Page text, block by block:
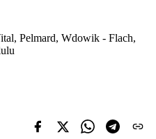
Pelmard, Wdowik - Flach,